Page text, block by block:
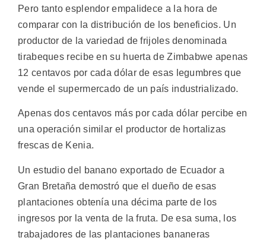
Pero tanto esplendor empalidece a la hora de
comparar con la distribución de los beneficios. Un
productor de la variedad de frijoles denominada
tirabeques recibe en su huerta de Zimbabwe apenas
12 centavos por cada dólar de esas legumbres que
vende el supermercado de un país industrializado.
Apenas dos centavos más por cada dólar percibe en
una operación similar el productor de hortalizas
frescas de Kenia.
Un estudio del banano exportado de Ecuador a
Gran Bretaña demostró que el dueño de esas
plantaciones obtenía una décima parte de los
ingresos por la venta de la fruta. De esa suma, los
trabajadores de las plantaciones bananeras